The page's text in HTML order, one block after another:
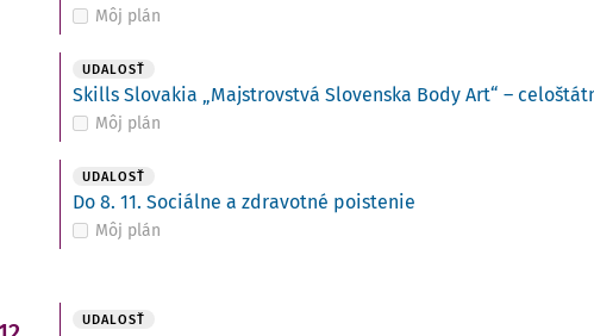
Môj plán
UDALOSŤ
Skills Slovakia „Majstrovstvá Slovenska Body Art“ –
Môj plán
UDALOSŤ
Do 8. 11. Sociálne a zdravotné poistenie
Môj plán
UDALOSŤ